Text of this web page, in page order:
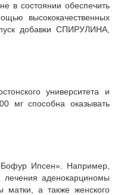
в состоянии обеспечить
высококачественных
добавки СПИРУЛИНА,
университета и
мг способна оказывать
Ипсен». Например,
аденокарциномы
матки, а также женского